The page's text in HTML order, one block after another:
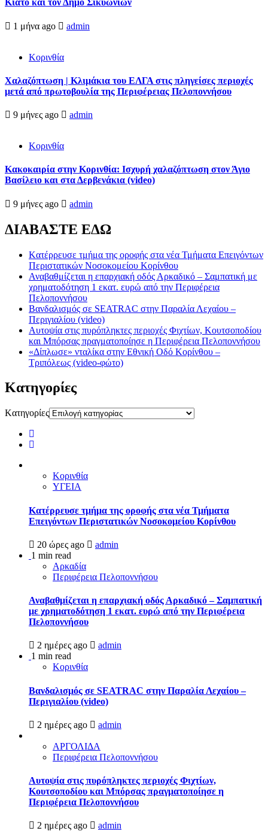
Κιάτο και τον Δήμο Σικυωνίων
1 μήνα ago admin
Κορινθία
Χαλαζόπτωση | Κλιμάκια του ΕΛΓΑ στις πληγείσες περιοχές
μετά από πρωτοβουλία της Περιφέρειας Πελοποννήσου
9 μήνες ago admin
Κορινθία
Κακοκαιρία στην Κορινθία: Ισχυρή χαλαζόπτωση στον Άγιο
Βασίλειο και στα Δερβενάκια (video)
9 μήνες ago admin
ΔΙΑΒΑΣΤΕ ΕΔΩ
Kατέρρευσε τμήμα της οροφής στα νέα Τμήματα Επειγόντων
Περιστατικών Νοσοκομείου Κορίνθου
Αναβαθμίζεται η επαρχιακή οδός Αρκαδικό – Σαμπατική με
χρηματοδότηση 1 εκατ. ευρώ από την Περιφέρεια
Πελοποννήσου
Βανδαλισμός σε SEATRAC στην Παραλία Λεχαίου –
Περιγιαλίου (video)
Αυτοψία στις πυρόπληκτες περιοχές Φιχτίων, Κουτσοποδίου
και Μπόρσας πραγματοποίησε η Περιφέρεια Πελοποννήσου
«Δίπλωσε» νταλίκα στην Εθνική Oδό Κορίνθου –
Τριπόλεως (video-φώτο)
Kατηγορίες
Kατηγορίες
Κορινθία
ΥΓΕΙΑ
Kατέρρευσε τμήμα της οροφής στα νέα Τμήματα
Επειγόντων Περιστατικών Νοσοκομείου Κορίνθου
20 ώρες ago
admin
1 min read
Αρκαδία
Περιφέρεια Πελοποννήσου
Αναβαθμίζεται η επαρχιακή οδός Αρκαδικό – Σαμπατική
με χρηματοδότηση 1 εκατ. ευρώ από την Περιφέρεια
Πελοποννήσου
2 ημέρες ago
admin
1 min read
Κορινθία
Βανδαλισμός σε SEATRAC στην Παραλία Λεχαίου –
Περιγιαλίου (video)
2 ημέρες ago admin
ΑΡΓΟΛΙΔΑ
Περιφέρεια Πελοποννήσου
Αυτοψία στις πυρόπληκτες περιοχές Φιχτίων,
Κουτσοποδίου και Μπόρσας πραγματοποίησε η
Περιφέρεια Πελοποννήσου
2 ημέρες ago admin